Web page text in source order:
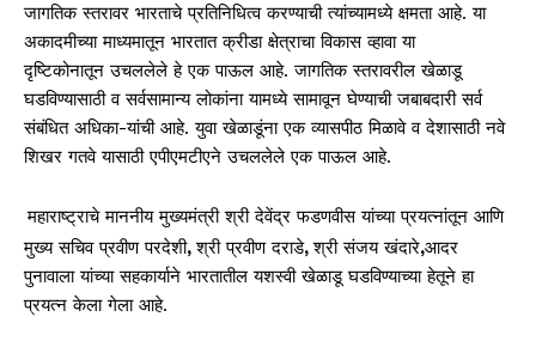
जागतिक स्तरावर भारताचे प्रतिनिधित्व करण्याची त्यांच्यामध्ये क्षमता आहे. या
अकादमीच्या माध्यमातून भारतात क्रीडा क्षेत्राचा विकास व्हावा या
दृष्टिकोनातून उचललेले हे एक पाऊल आहे. जागतिक स्तरावरील खेळाडू
घडविण्यासाठी व सर्वसामान्य लोकांना यामध्ये सामावून घेण्याची जबाबदारी सर्व
संबंधित अधिका-यांची आहे. युवा खेळाडूंना एक व्यासपीठ मिळावे व देशासाठी नवे
शिखर गतवे यासाठीएपीएमटीएने उचललेले एक पाऊल आहे.
महाराष्ट्राचे माननीय मुख्यमंत्री श्री देवेंद्र फडणवीस यांच्या प्रयत्नांतून आणि
मुख्य सचिव प्रवीण परदेशी,श्री प्रवीण दराडे,श्री संजय खंदारे,आदर
पुनावाला यांच्या सहकार्याने भारतातील यशस्वी खेळाडू घडविण्याच्या हेतूने हा
प्रयत्न केला गेला आहे.